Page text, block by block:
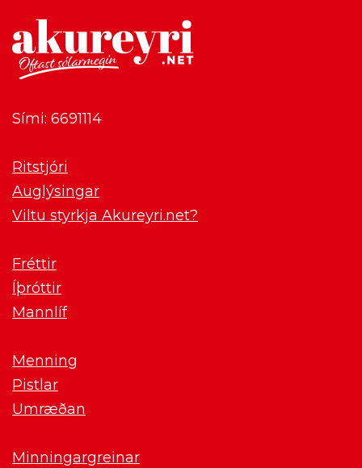
Sími: 6691114
Ritstjóri
Auglýsingar
Viltu styrkja Akureyri.net?
Fréttir
Íþróttir
Mannlíf
Menning
Pistlar
Umræðan
Minningargreinar